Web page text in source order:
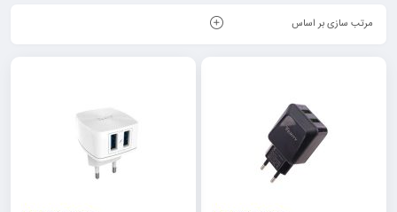
مرتب سازی بر اساس